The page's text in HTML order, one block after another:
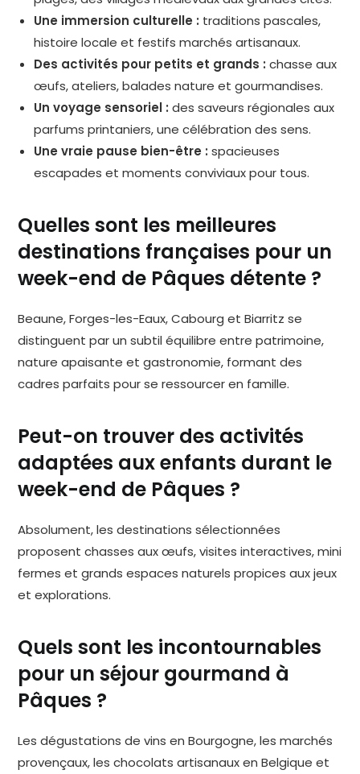
Une immersion culturelle : traditions pascales,
histoire locale et festifs marchés artisanaux.
Des activités pour petits et grands : chasse aux
œufs, ateliers, balades nature et gourmandises.
Un voyage sensoriel : des saveurs régionales aux
parfums printaniers, une célébration des sens.
Une vraie pause bien-être : spacieuses
escapades et moments conviviaux pour tous.
Quelles sont les meilleures
destinations françaises pour un
week-end de Pâques détente ?
Beaune, Forges-les-Eaux, Cabourg et Biarritz se
distinguent par un subtil équilibre entre patrimoine,
nature apaisante et gastronomie, formant des
cadres parfaits pour se ressourcer en famille.
Peut-on trouver des activités
adaptées aux enfants durant le
week-end de Pâques ?
Absolument, les destinations sélectionnées
proposent chasses aux œufs, visites interactives, mini
fermes et grands espaces naturels propices aux jeux
et explorations.
Quels sont les incontournables
pour un séjour gourmand à
Pâques ?
Les dégustations de vins en Bourgogne, les marchés
provençaux, les chocolats artisanaux en Belgique et